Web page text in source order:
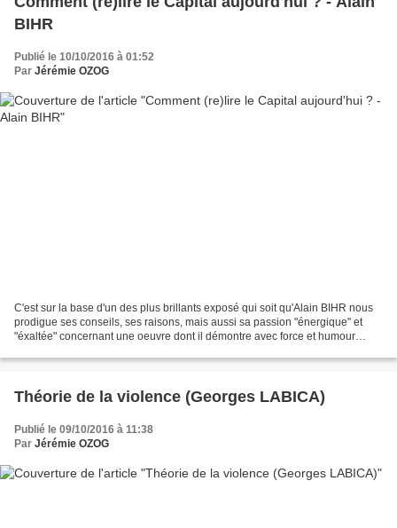
BIHR
Publié le 10/10/2016 à 01:52
Par Jérémie OZOG
C'est sur la base d'un des plus brillants exposé qui soit qu'Alain BIHR nous
prodigue ses conseils, ses raisons, mais aussi sa passion "énergique" et
"éxaltée" concernant une oeuvre dont il démontre avec force et humour
Théorie de la violence (Georges LABICA)
Publié le 09/10/2016 à 11:38
Par Jérémie OZOG